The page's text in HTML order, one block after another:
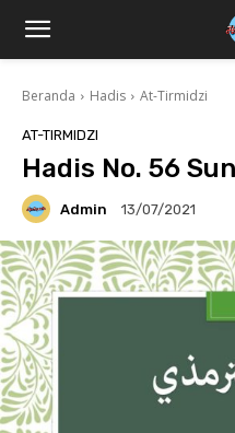
Beranda Hadis At-Tirmidzi
AT-TIRMIDZI
Hadis No. 56
Admin 13/07/2021